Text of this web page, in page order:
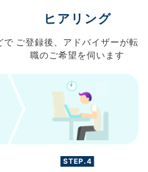
で
ヒアリング
ご登録後、 アドバイザーが転
職のご希望を伺います
STEP.4